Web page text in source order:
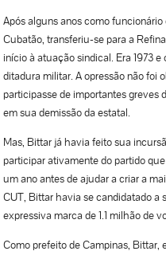
Após alguns anos como
Cubatão, transferiu-se para a
início à atuação sindical. Era 1973
ditadura militar. A opressão não foi
participasse de importantes greves
em sua demissão da estatal.
Mas, Bittar já havia feito sua
participar ativamente do partido
um ano antes de ajudar a criar a
CUT, Bittar havia se candidatado a
expressiva marca de 1.1 milhão de
Como prefeito de Campinas, Bittar,